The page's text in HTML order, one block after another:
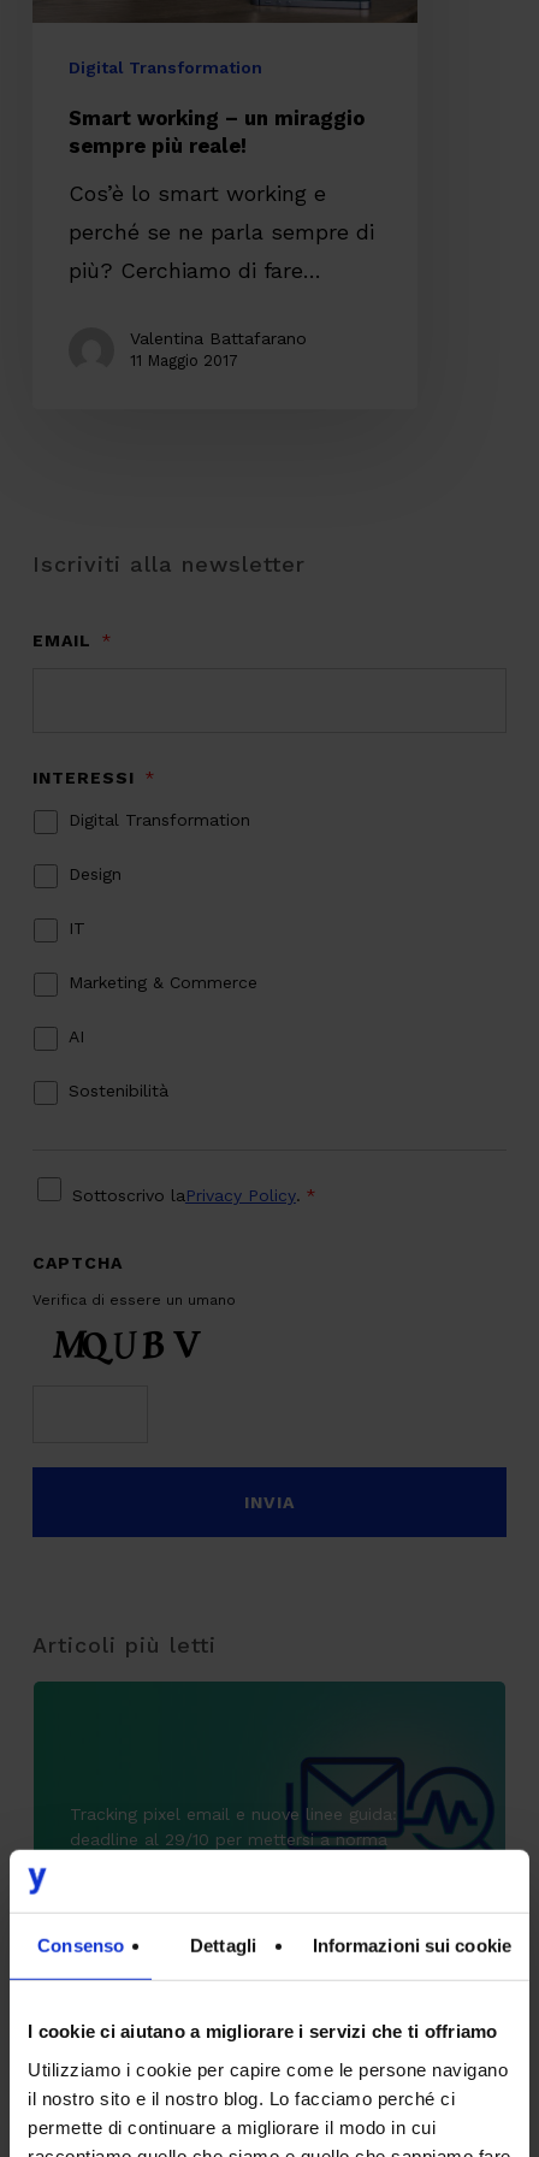
Consenso Dettagli Informazioni sui cookie
I cookie ci aiutano a migliorare i servizi che ti offriamo
Utilizziamo i cookie per capire come le persone navigano
il nostro sito e il nostro blog. Lo facciamo perché ci
permette di continuare a migliorare il modo in cui
reale!
Digital Transformation
Smart working – un miraggio
sempre più reale!
Cos’è lo smart working e
perché se ne parla sempre di
più? Cerchiamo di fare…
Valentina Battafarano
11 Maggio 2017
Iscriviti alla newsletter
EMAIL *
INTERESSI *
Digital Transformation
Design
IT
Marketing & Commerce
AI
Sostenibilità
Sottoscrivo laPrivacy Policy. *
CAPTCHA
Verifica di essere un umano
Articoli più letti
Tracking pixel email e nuove linee guida:
deadline al 29/10 per mettersi a norma
Camerun connessi con il Talent Accelerator
25 Giugno 2026